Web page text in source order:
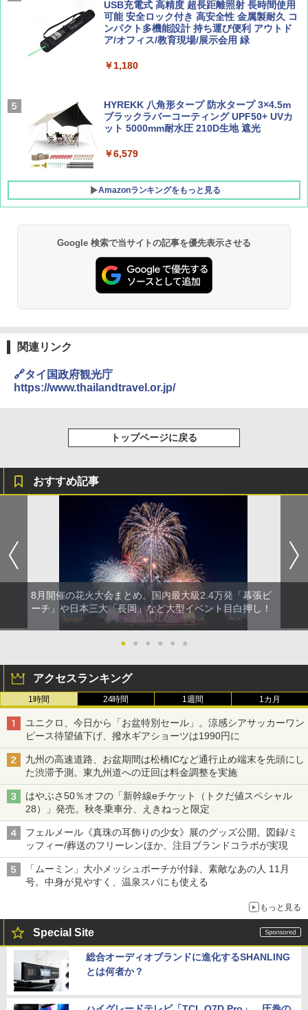
AIRLINE（エアライン）2026年9月号【特
集】ボーイング110周年を祝して！
￥1,760
新しい日本地理 地図・統計・移動から読み
解く (講談社現代新書)
￥1,540
簡単設置 ポップアップテント エクルベージ
ュ(BC仕様) PATC-150B(EB)
￥9,990
イド ブラックコーティング フルクローズ メ
ッシュ 4人用 簡単設置 ポップアップテント P
ATCW-150B エクルベージュ
￥-
USB充電式 高精度 超長距離照射 長時間使用
可能 安全ロック付き 高安全性 金属製耐久 コ
ンパクト多機能設計 持ち運び便利 アウトド
ア/オフィス/教育現場/展示会用 緑
￥1,180
HYREKK 八角形タープ 防水タープ 3×4.5m
ブラックラバーコーティング UPF50+ UVカ
ット 5000mm耐水圧 210D生地 遮光
￥6,579
Amazonランキングをもっと見る
Google 検索で当サイトの記事を優先表示させる
関連リンク
🔗タイ国政府観光庁
https://www.thailandtravel.or.jp/
トップページに戻る
おすすめ記事
8月開催の花火大会まとめ。国内最大級2.4万発「幕張ビ
ーチ」や日本三大「長岡」など大型イベント目白押し！
● ● ● ● ● ●
アクセスランキング
1時間 24時間 1週間 1カ月
ユニクロ、今日から「お盆特別セール」。涼感シアサッカーワン
ピース待望値下げ、撥水ギアショーツは1990円に
九州の高速道路、お盆期間は松橋ICなど通行止め端末を先頭にし
た渋滞予測。東九州道への迂回は料金調整を実施
はやぶさ50％オフの「新幹線eチケット（トクだ値スペシャル
28）」発売。秋冬乗車分、えきねっと限定
フェルメール《真珠の耳飾りの少女》展のグッズ公開。図録/ミ
ッフィー/葬送のフリーレンほか、注目ブランドコラボが実現
「ムーミン」大小メッシュポーチが付録、素敵なあの人 11月
号。中身が見やすく、温泉スパにも使える
もっと見る
Special Site
総合オーディオブランドに進化するSHANLING
とは何者か？